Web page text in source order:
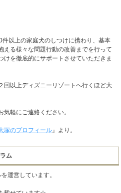
以上の家庭犬のしつけに携わり、基本
える様々な問題行動の改善までを行って
けを徹底的にサポートさせていただきま
回以上ディズニーリゾートへ行くほど大
軽にご連絡ください。
塚のプロフィール 』より。
ム
運営しています。